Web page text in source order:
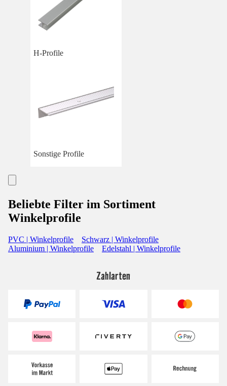
H-Profile
Sonstige Profile
Beliebte Filter im Sortiment
Winkelprofile
PVC | Winkelprofile
Schwarz | Winkelprofile
Aluminium | Winkelprofile
Edelstahl | Winkelprofile
Zahlarten